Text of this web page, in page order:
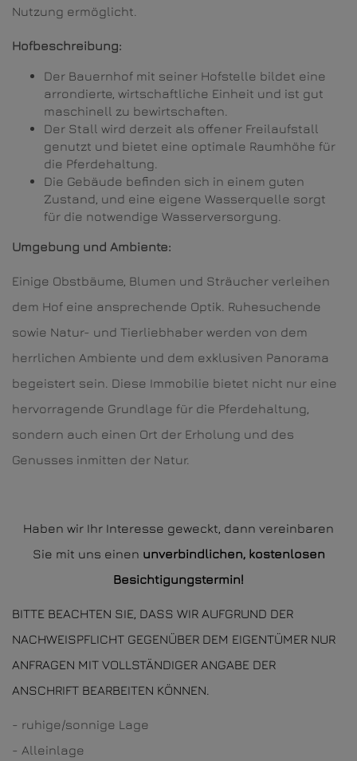
Nutzung ermöglicht.
Hofbeschreibung:
Der Bauernhof mit seiner Hofstelle bildet eine
arrondierte, wirtschaftliche Einheit und ist gut
maschinell zu bewirtschaften.
Der Stall wird derzeit als offener Freilaufstall
genutzt und bietet eine optimale Raumhöhe für
die Pferdehaltung.
Die Gebäude befinden sich in einem guten
Zustand, und eine eigene Wasserquelle sorgt
für die notwendige Wasserversorgung.
Umgebung und Ambiente:
Einige Obstbäume, Blumen und Sträucher verleihen
dem Hof eine ansprechende Optik. Ruhesuchende
sowie Natur- und Tierliebhaber werden von dem
herrlichen Ambiente und dem exklusiven Panorama
begeistert sein. Diese Immobilie bietet nicht nur eine
hervorragende Grundlage für die Pferdehaltung,
sondern auch einen Ort der Erholung und des
Genusses inmitten der Natur.
Haben wir Ihr Interesse geweckt, dann vereinbaren
Sie mit uns einen unverbindlichen, kostenlosen
Besichtigungstermin!
BITTE BEACHTEN SIE, DASS WIR AUFGRUND DER
NACHWEISPFLICHT GEGENÜBER DEM EIGENTÜMER NUR
ANFRAGEN MIT VOLLSTÄNDIGER ANGABE DER
ANSCHRIFT BEARBEITEN KÖNNEN.
- ruhige/sonnige Lage
- Alleinlage